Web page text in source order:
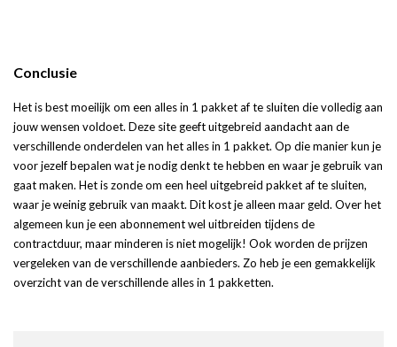
Conclusie
Het is best moeilijk om een alles in 1 pakket af te sluiten die volledig aan
jouw wensen voldoet. Deze site geeft uitgebreid aandacht aan de
verschillende onderdelen van het alles in 1 pakket. Op die manier kun je
voor jezelf bepalen wat je nodig denkt te hebben en waar je gebruik van
gaat maken. Het is zonde om een heel uitgebreid pakket af te sluiten,
waar je weinig gebruik van maakt. Dit kost je alleen maar geld. Over het
algemeen kun je een abonnement wel uitbreiden tijdens de
contractduur, maar minderen is niet mogelijk! Ook worden de prijzen
vergeleken van de verschillende aanbieders. Zo heb je een gemakkelijk
overzicht van de verschillende alles in 1 pakketten.